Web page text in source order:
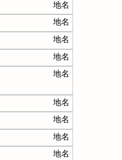
地名
地名
地名
地名
地名
地名
地名
地名
地名